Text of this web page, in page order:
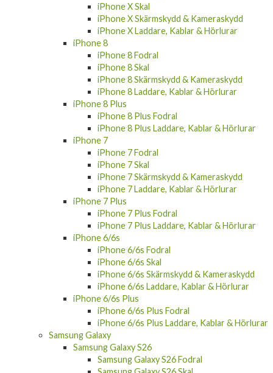
iPhone X Skal
iPhone X Skärmskydd & Kameraskydd
iPhone X Laddare, Kablar & Hörlurar
iPhone 8
iPhone 8 Fodral
iPhone 8 Skal
iPhone 8 Skärmskydd & Kameraskydd
iPhone 8 Laddare, Kablar & Hörlurar
iPhone 8 Plus
iPhone 8 Plus Fodral
iPhone 8 Plus Laddare, Kablar & Hörlurar
iPhone 7
iPhone 7 Fodral
iPhone 7 Skal
iPhone 7 Skärmskydd & Kameraskydd
iPhone 7 Laddare, Kablar & Hörlurar
iPhone 7 Plus
iPhone 7 Plus Fodral
iPhone 7 Plus Laddare, Kablar & Hörlurar
iPhone 6/6s
iPhone 6/6s Fodral
iPhone 6/6s Skal
iPhone 6/6s Skärmskydd & Kameraskydd
iPhone 6/6s Laddare, Kablar & Hörlurar
iPhone 6/6s Plus
iPhone 6/6s Plus Fodral
iPhone 6/6s Plus Laddare, Kablar & Hörlurar
Samsung Galaxy
Samsung Galaxy S26
Samsung Galaxy S26 Fodral